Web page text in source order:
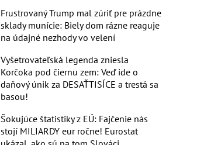
Frustrovaný Trump mal zúriť pre prázdne
sklady munície: Biely dom rázne reaguje
na údajné nezhody vo velení
Vyšetrovateľská legenda zniesla
Korčoka pod čiernu zem: Veď ide o
daňový únik za DESAŤTISÍCE a trestá sa
basou!
Šokujúce štatistiky z EÚ: Fajčenie nás
stojí MILIARDY eur ročne! Eurostat